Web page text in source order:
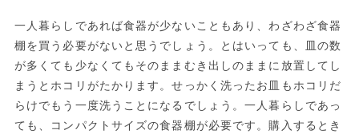
一人暮らしであれば食器が少ないこともあり、わざわざ食器
棚を買う必要がないと思うでしょう。とはいっても、皿の数
が多くても少なくてもそのままむき出しのままに放置してし
まうとホコリがたかります。せっかく洗ったお皿もホコリだ
らけでもう一度洗うことになるでしょう。一人暮らしであっ
ても、コンパクトサイズの食器棚が必要です。購入するとき